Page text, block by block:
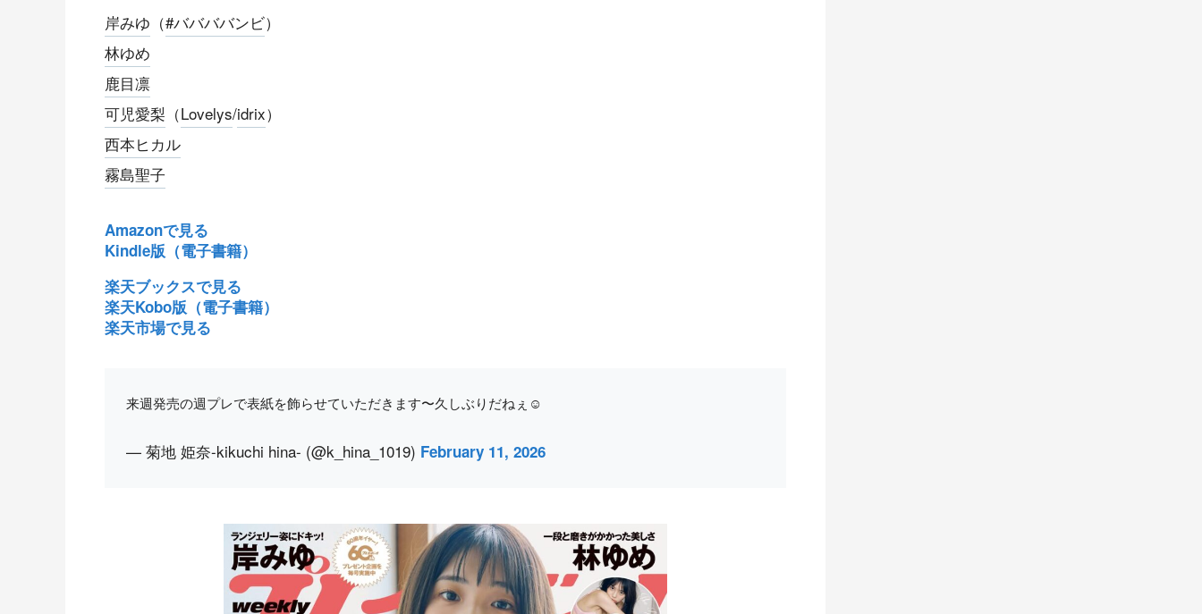
岸みゆ （#ババババンビ）
林ゆめ
鹿目凛
可児愛梨 （Lovelys/idrix）
西本ヒカル
霧島聖子
Amazonで見る
Kindle版（電子書籍）
楽天ブックスで見る
楽天Kobo版（電子書籍）
楽天市場で見る
来週発売の週プレで表紙を飾らせていただきます〜久しぶりだねぇ☺️
— 菊地 姫奈-kikuchi hina- (@k_hina_1019) February 11, 2026